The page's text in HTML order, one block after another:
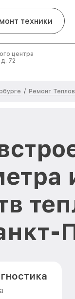
техники
центра
72
/ Ремонт